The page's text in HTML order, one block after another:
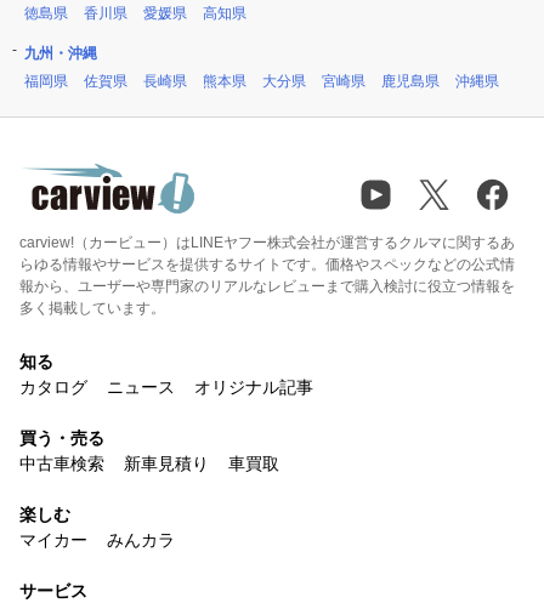
徳島県
香川県 愛媛県 高知県
九州・沖縄
福岡県
佐賀県 長崎県 熊本県 大分県 宮崎県 鹿児島県 沖縄県
carview!（カービュー）はLINEヤフー株式会社が運営するクルマに関するあ
らゆる情報やサービスを提供するサイトです。価格やスペックなどの公式情
報から、ユーザーや専門家のリアルなレビューまで購入検討に役立つ情報を
多く掲載しています。
知る
カタログ
ニュース オリジナル記事
買う・売る
中古車検索
新車見積り 車買取
楽しむ
マイカー
みんカラ
サービス